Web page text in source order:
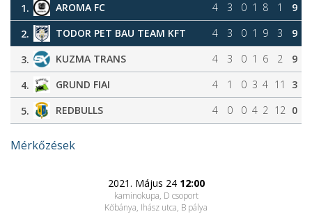
1. AROMA FC 4 3 0 1 8 1
9
2.
TODOR PET BAU TEAM KFT 4 3 0 1 9 3
9
3.
KUZMA TRANS 4 3 0 1 6 2
9
4.
GRUND FIAI 4 1 0 3 4 11
3
5.
REDBULLS 4 0 0 4 2 12 0
Mérkőzések
2021. Május 24 12:00
kaminokupa, D csoport
Kőbánya, Ihász utca, B pálya